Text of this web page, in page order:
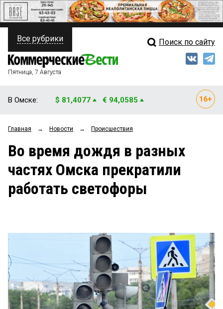
ПОЛИТИКА
ФИНАНСЫ
ОБЩЕСТВО
ЗАКОН
НОВОСТИ КОМПАНИЙ
Свежий выпуск
Мнения
Рейтинги
Блоги
Архив
Все рубрики Поиск по сайту
Пятница, 7 Августа
В Омске: $ 81,4077 € 94,0585
Главная → Новости → Происшествия
Во время дождя в разных
частях Омска прекратили
работать светофоры